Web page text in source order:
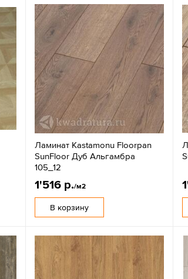
Ламинат Kastamonu Floorpan
SunFloor Дуб Альгамбра
105_12
1'516 р./м2
В корзину